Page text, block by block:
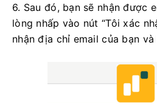
6. Sau đó, bạn sẽ nhận được
lòng nhấp vào nút “Tôi xác
nhận địa chỉ email của bạn